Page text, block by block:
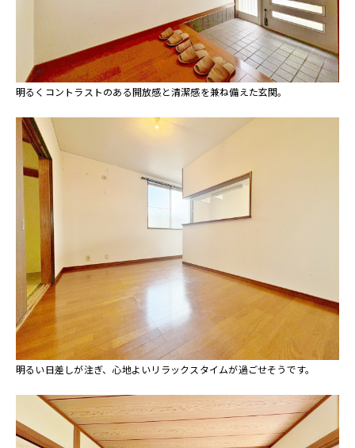
明るくコントラストのある開放感と清潔感を兼ね備えた玄関。
明るい日差しが注ぎ、心地よいリラックスタイムが過ごせそうです。